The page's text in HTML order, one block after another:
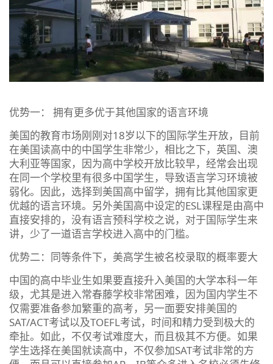
优势一： 拥有更多优于其他国家的语言环境
美国的教育市场刚刚对18岁以下的国际学生开放，目前
在美国读高中的中国学生非常少，相比之下，英国、澳
大利亚等国家，因为高中学校开放比较早，经常会出现
在同一个学校里有很多中国学生，导致语言学习环境被
弱化。因此，选择到美国高中留学，拥有比其他国家更
优越的语言环境。另外美国高中设定的ESL课程是由高中
直接安排的，没有语言预科学校之说，对于国际学生来
讲，少了一道语言学校进入高中的门槛。
优势二：同等条件下，美高学生被名校录取的概率要大
中国的高中毕业生如果要直接升入美国的大学本科一年
级，尤其是进入常春藤学校非常困难，因为国内学生不
仅需要准备参加繁重的高考，另一面要安排美国的
SAT/ACT考试以及TOEFL考试，时间和精力受到极大的
牵扯。如此，不仅考试难度大，而且极其不方便。如果
学生选择在美国就读高中，不仅参加SAT考试非常的方